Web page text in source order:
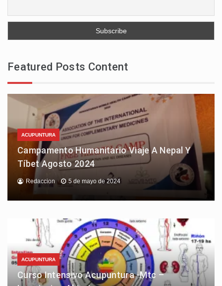
Featured Posts Content
ACUPUNTURA
Campamento Humanitario Viaje A Nepal Y
Tíbet Agosto 2024
Redaccion 5 de mayo de 2024
ACUPUNTURA
Curso Intensivo Acupuntura -Mtc –